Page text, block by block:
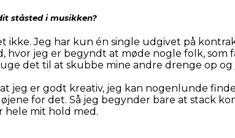
ståsted i musikken?
ikke. Jeg har kun én single udgivet på
hvor jeg er begyndt at møde nogle folk, som
det til at skubbe mine andre drenge op
jeg er godt kreativ, jeg kan nogenlunde
for det. Så jeg begynder bare at stack
hele mit hold med.